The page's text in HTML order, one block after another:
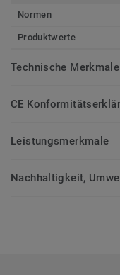
Normen
Produktwerte
Technische Merkmale
CE
Leistungsmerkmale
Nachhaltigkeit,